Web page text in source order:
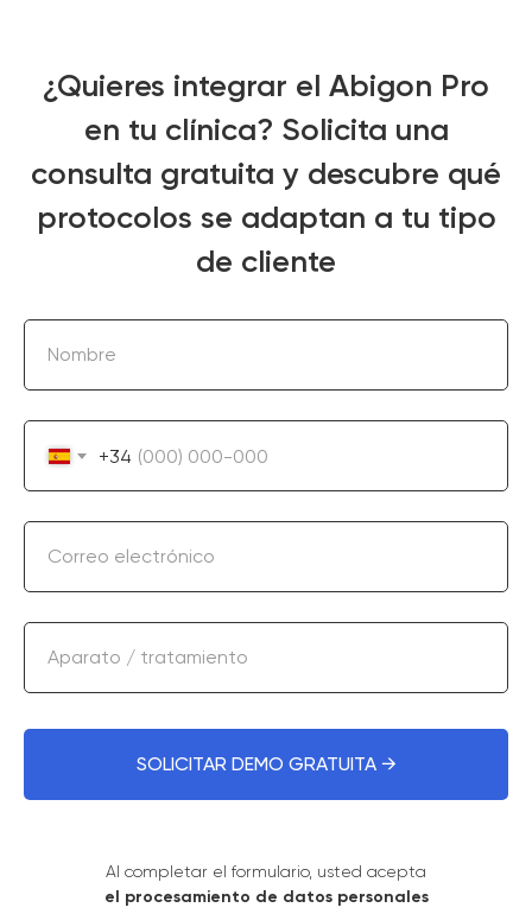
¿Quieres integrar el Abigon Pro
en tu clínica? Solicita una
consulta gratuita y descubre qué
protocolos se adaptan a tu tipo
de cliente
Nombre
+34
Correo electrónico
Aparato / tratamiento
SOLICITAR DEMO GRATUITA →
Al completar el formulario, usted acepta
el procesamiento de datos personales